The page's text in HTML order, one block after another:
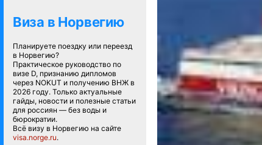
Виза в Норвегию
Планируете поездку или переезд
в Норвегию?
Практическое руководство по
визе D, признанию дипломов
через NOKUT и получению ВНЖ в
2026 году. Только актуальные
гайды, новости и полезные статьи
для россиян — без воды и
бюрократии.
Всё визу в Норвегию на сайте
visa.norge.ru.